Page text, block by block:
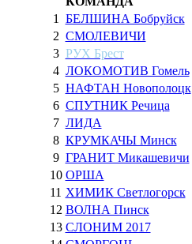
1
БЕЛШИНА Бобруйск
2 СМОЛЕВИЧИ
3 РУХ Брест
4 ЛОКОМОТИВ Гомель
5 НАФТАН Новополоцк
6 СПУТНИК Речица
7 ЛИДА
8 КРУМКАЧЫ Минск
9 ГРАНИТ Микашевичи
10 ОРША
11 ХИМИК Светлогорск
12 ВОЛНА Пинск
13 СЛОНИМ 2017